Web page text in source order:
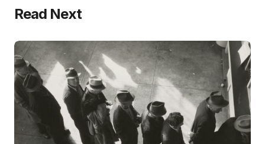
Read Next